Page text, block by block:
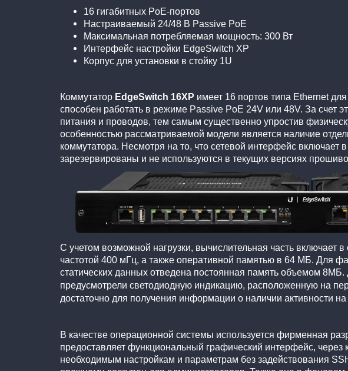
16 гигабитных PoE-портов
Настраиваемый 24/48 В Passive PoE
Максимальная потребляемая мощность: 300 Вт
Интерфейс настройки EdgeSwitch XP
Корпус для установки в стойку 1U
Коммутатор EdgeSwitch 16XP имеет 16 портов типа Ethernet
способен работать в режиме Passive PoE 24V или 48V. За счет
питания и проводов, тем самым существенно упростив
особенностью рассматриваемой модели является наличие
коммутатора. Несмотря на то, что сетевой интерфейс включает
зарезервированы и не используются в текущих версиях
С учетом возможной нагрузки, вычислительная часть включает
частотой 400 мГц, а также оперативной памятью в 64 МБ. Для
статических данных отведена постоянная память объемом 8МБ.
предусмотрели светодиодную индикацию, расположенную на
достаточно для получения информации о наличии активности
В качестве операционной системы используется фирменная
предоставляет функциональный графический интерфейс, через
необходимым настройкам и параметрам без задействования